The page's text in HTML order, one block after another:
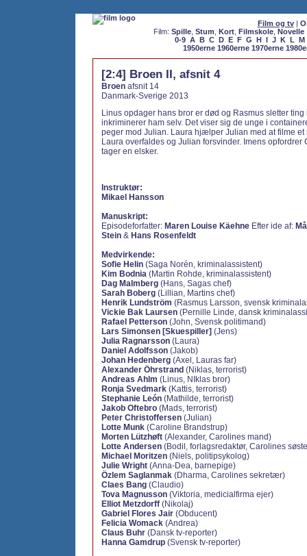
Film og tv|
Film: Spille, Stum Kort, Filmskole, Novelle
0-9 A B C D E F G H I J K L M
1950erne 1960erne 1970erne
[2:4] Broen II, afsnit 4
Broen afsnit 14
Danmark-Sverige 2013
Linus opdager hans bror er død og Rasmus sletter
inkriminerer ham selv. Det viser sig de unge i
peger mod Julian. Laura hjælper Julian med at filme et
Laura overfaldes og Julian forsvinder. Imens opfordrer
tager en elsker.
Instruktør:
Mikael Hansson
Manuskript:
Episodeforfatter: Maren Louise Käehne Efter ide af:
Stein & Hans Rosenfeldt
Medvirkende:
Sofie Helin (Saga Norén, kriminalassistent)
Kim Bodnia (Martin Rohde, kriminalassistent)
Dag Malmberg (Hans, Sagas chef)
Sarah Boberg (Lillian, Martins chef)
Henrik Lundström (Rasmus Larsson, svensk
Vickie Bak Laursen (Pernille Linde, dansk
Rafael Petterson (John, Svensk politimand)
Lars Simonsen [Skuespiller] (Jens)
Julia Ragnarsson (Laura)
Daniel Adolfsson (Jakob)
Johan Hedenberg (Axel, Lauras far)
Alexander Öhrstrand (Niklas, terrorist)
Andreas Ahlm (Linus, NIklas bror)
Ronja Svedmark (Kattis, terrorist)
Stephanie León (Mathilde, terrorist)
Jakob Oftebro (Mads, terrorist)
Peter Christoffersen (Julian)
Lotte Munk (Caroline Brandstrup)
Morten Lützhøft (Alexander, Carolines mand)
Lotte Andersen (Bodil, forlagsredaktør, Carolines
Michael Moritzen (Niels, politipsykolog)
Julie Wright (Anna-Dea, barnepige)
Özlem Saglanmak (Dharma, Carolines sekretær)
Claes Bang (Claudio)
Tova Magnusson (Viktoria, medicialfirma ejer)
Elliot Metzdorff (Nikolaj)
Gabriel Flores Jair (Obducent)
Felicia Womack (Andrea)
Claus Buhr (Dansk tv-reporter)
Hanna Gamdrup (Svensk tv-reporter)